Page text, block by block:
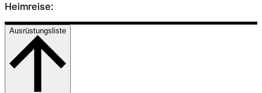
Heimreise:
Ausrüstungsliste